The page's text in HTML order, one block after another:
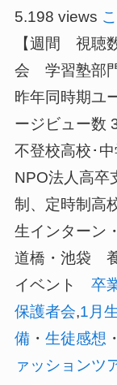
5.198 views
【週間 視聴
会 学習塾部門
昨年同時期
ージビュー数
不登校高校･
NPO法人高卒
制、定時制高
生インターン
道橋・池袋
イベント 卒
保護者会,1月
備・ 生徒感想 ・
ァッションツ